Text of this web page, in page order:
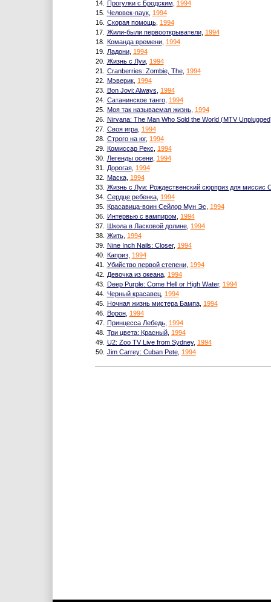
14. Прогулки с Бродским
1994
15. Человек-паук, 1994
16. Скорая помощь, 1994
17. Жили-были первооткрыватели, 1994
18. Команда времени, 1994
19.
Ладони, 1994
20. Жизнь с Луи, 1994
21.
Cranberries: Zombie, The, 1994
22. Мэверик, 1994
23. Bon Jovi: Always
1994
24. Сатанинское танго, 1994
25. Моя так называемая жизнь, 1994
26. Nirvana: The Man Who Sold the World (MTV
27. Своя игра, 1994
28. Строго на юг, 1994
29. Комиссар Рекс
1994
30.
Легенды осени, 1994
31.
Дорогая, 1994
32. Маска, 1994
33. Жизнь с Луи: Рождественский сюрприз для миссис
34. Сердце ребенка, 1994
35. Красавица-воин Сейлор Мун Эс
1994
36. Интервью с вампиром
1994
37. Школа в Ласковой долине, 1994
38. Жить, 1994
39. Nine Inch Nails: Closer, 1994
40. Каприз, 1994
41.
Убийство первой степени, 1994
42.
Девочка из океана, 1994
43. Deep Purple: Come Hell or High Water, 1994
44. Черный красавец, 1994
45. Ночная жизнь мистера Бампа, 1994
46. Ворон, 1994
47. Принцесса Лебедь, 1994
48. Три цвета: Красный, 1994
49. U2: Zoo TV Live from Sydney, 1994
50. Jim Carrey: Cuban Pete, 1994